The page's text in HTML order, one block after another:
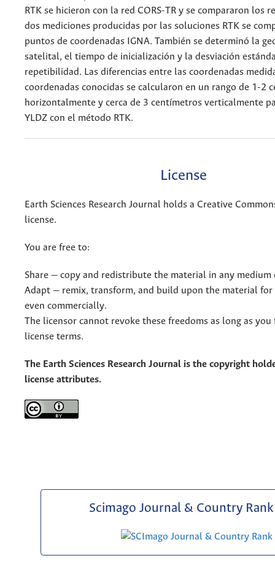
RTK se hicieron con la red CORS-TR y se compararon los
dos mediciones producidas por las soluciones RTK se
puntos de coordenadas IGNA. También se determinó la
satelital, el tiempo de inicialización y la desviación
repetibilidad. Las diferencias entre las coordenadas
coordenadas conocidas se calcularon en un rango de 1-2
horizontalmente y cerca de 3 centímetros verticalmente
YLDZ con el método RTK.
License
Earth Sciences Research Journal holds a Creative
license.
You are free to:
Share — copy and redistribute the material in any
Adapt — remix, transform, and build upon the material for
even commercially.
The licensor cannot revoke these freedoms as long as
license terms.
The Earth Sciences Research Journal is the copyright
license attributes.
Scimago Journal & Country Rank